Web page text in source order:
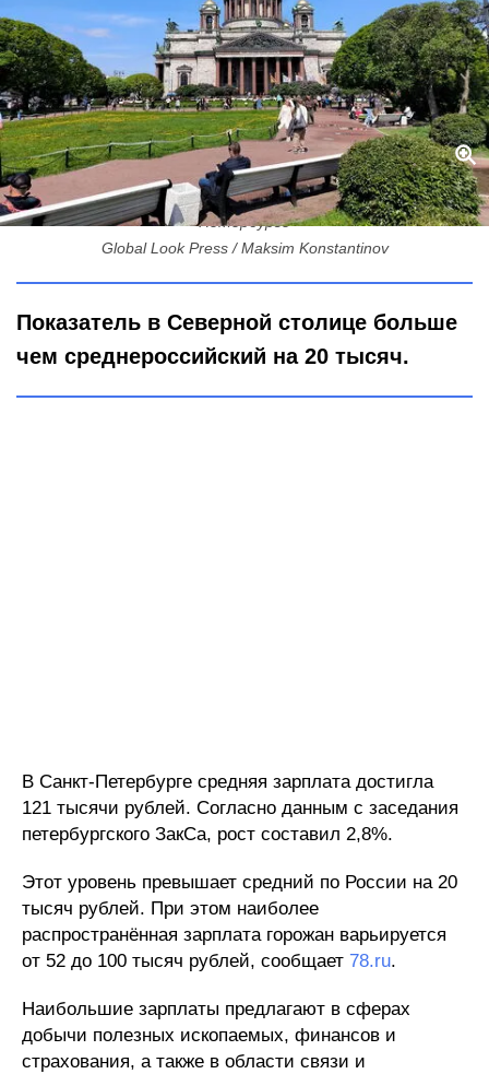
121 тысяча в кармане: сколько реально зарабатывают в
Петербурге
Global Look Press / Maksim Konstantinov
Показатель в Северной столице больше
чем среднероссийский на 20 тысяч.
В Санкт-Петербурге средняя зарплата достигла
121 тысячи рублей. Согласно данным с заседания
петербургского ЗакСа, рост составил 2,8%.
Этот уровень превышает средний по России на 20
тысяч рублей. При этом наиболее
распространённая зарплата горожан варьируется
от 52 до 100 тысяч рублей, сообщает 78.ru.
Наибольшие зарплаты предлагают в сферах
добычи полезных ископаемых, финансов и
страхования, а также в области связи и